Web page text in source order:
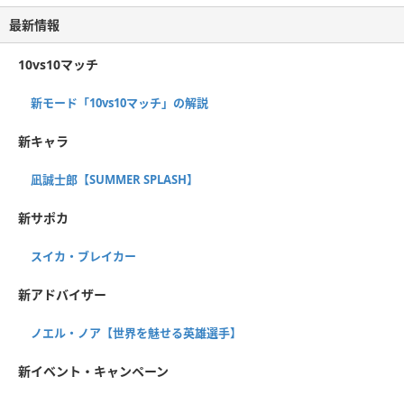
最新情報
10vs10マッチ
新モード「10vs10マッチ」の解説
新キャラ
凪誠士郎【SUMMER SPLASH】
新サポカ
スイカ・ブレイカー
新アドバイザー
ノエル・ノア【世界を魅せる英雄選手】
新イベント・キャンペーン